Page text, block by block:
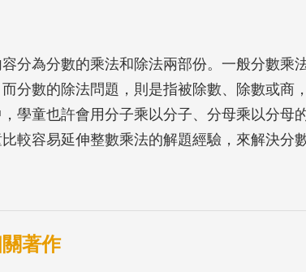
分為分數的乘法和除法兩部份。一般分數乘
分數的除法問題，則是指被除數、除數或商
學童也許會用分子乘以分子、分母乘以分母
較容易延伸整數乘法的解題經驗，來解決分
決乘數是分數的問題。本片內容依據學童認知
分除問題」及「分數除法算則」等三部份。
整數、有餘數的問題，及商是分數、沒有餘
著作